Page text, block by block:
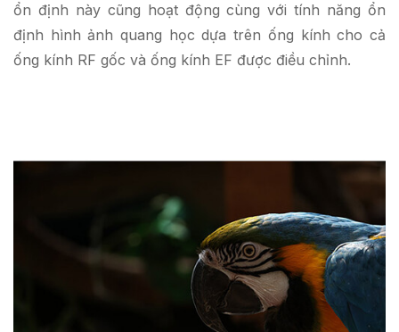
ổn định này cũng hoạt động cùng với tính năng ổn
định hình ảnh quang học dựa trên ống kính cho cả
ống kính RF gốc và ống kính EF được điều chỉnh.